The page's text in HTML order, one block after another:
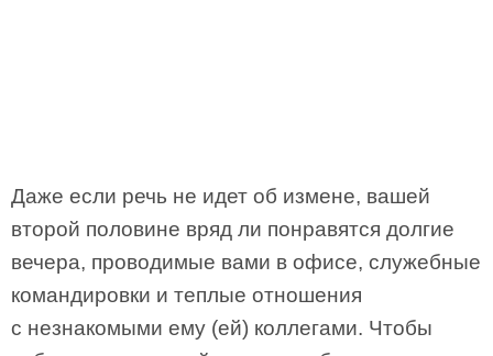
Даже если речь не идет об измене, вашей
второй половине вряд ли понравятся долгие
вечера, проводимые вами в офисе, служебные
командировки и теплые отношения
с незнакомыми ему (ей) коллегами. Чтобы